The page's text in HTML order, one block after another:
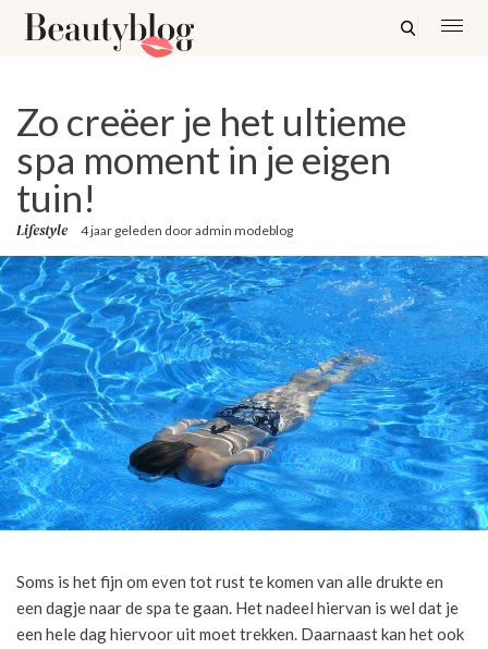
Zo creëer je het ultieme
spa moment in je eigen
tuin!
Lifestyle 4 jaar geleden dooradmin modeblog
Soms is het fijn om even tot rust te komen van alle drukte en
een dagje naar de spa te gaan. Het nadeel hiervan is wel dat je
een hele dag hiervoor uit moet trekken. Daarnaast kan het ook